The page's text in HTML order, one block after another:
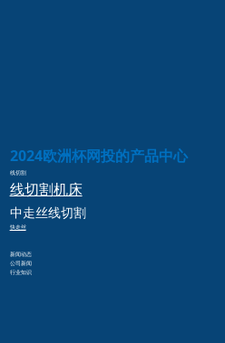
2024欧洲杯网投的产品中心
线切割
线切割机床
中走丝线切割
快走丝
新闻动态
公司新闻
行业知识